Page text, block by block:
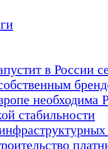
в России
необходима
стабильности